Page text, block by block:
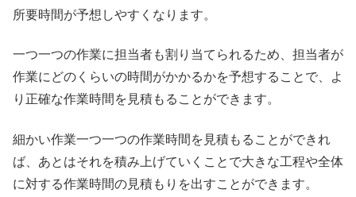
所要時間が予想しやすくなります。
一つ一つの作業に担当者も割り当てられるため、担当者が
作業にどのくらいの時間がかかるかを予想することで、よ
り正確な作業時間を見積もることができます。
細かい作業一つ一つの作業時間を見積もることができれ
ば、あとはそれを積み上げていくことで大きな工程や全体
に対する作業時間の見積もりを出すことができます。